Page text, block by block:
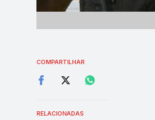
COMPARTILHAR
RELACIONADAS